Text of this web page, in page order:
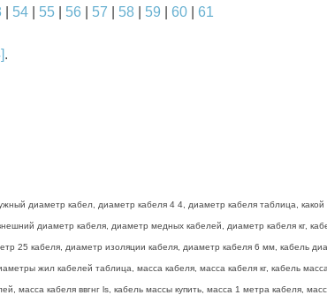
54 55 56 57 58 59 60 61
.
диаметр кабел, диаметр кабеля 4 4, диаметр кабеля таблица, какой
диаметр кабеля, диаметр медных кабелей, диаметр кабеля кг,
25 кабеля, диаметр изоляции кабеля, диаметр кабеля 6 мм, кабель
жил кабелей таблица, масса кабеля, масса кабеля кг, кабель
масса кабеля ввгнг ls, кабель массы купить, масса 1 метра кабеля,